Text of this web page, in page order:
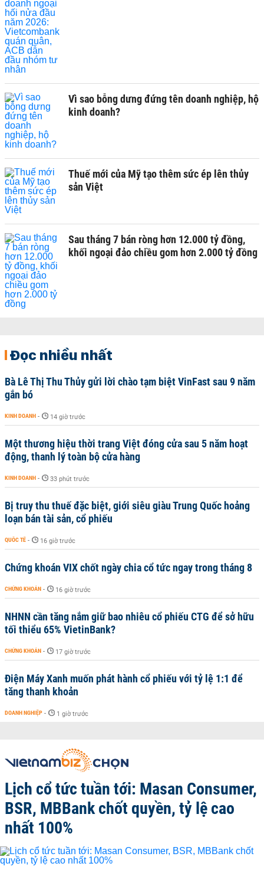
Vì sao bỗng dưng đứng tên doanh nghiệp, hộ
kinh doanh?
Thuế mới của Mỹ tạo thêm sức ép lên thủy
sản Việt
Sau tháng 7 bán ròng hơn 12.000 tỷ đồng,
khối ngoại đảo chiều gom hơn 2.000 tỷ đồng
Đọc nhiều nhất
Bà Lê Thị Thu Thủy gửi lời chào tạm biệt VinFast sau 9 năm
gắn bó
KINH DOANH - 14 giờ trước
Một thương hiệu thời trang Việt đóng cửa sau 5 năm hoạt
động, thanh lý toàn bộ cửa hàng
KINH DOANH - 33 phút trước
Bị truy thu thuế đặc biệt, giới siêu giàu Trung Quốc hoảng
loạn bán tài sản, cổ phiếu
QUỐC TẾ - 16 giờ trước
Chứng khoán VIX chốt ngày chia cổ tức ngay trong tháng 8
CHỨNG KHOÁN - 16 giờ trước
NHNN cần tăng nắm giữ bao nhiêu cổ phiếu CTG để sở hữu
tối thiểu 65% VietinBank?
CHỨNG KHOÁN - 17 giờ trước
Điện Máy Xanh muốn phát hành cổ phiếu với tỷ lệ 1:1 để
tăng thanh khoản
DOANH NGHIỆP - 1 giờ trước
Lịch cổ tức tuần tới: Masan Consumer,
BSR, MBBank chốt quyền, tỷ lệ cao
nhất 100%